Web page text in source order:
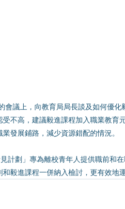
不高，建議毅進課程加入職業教育
發展鋪路，減少資源錯配的情況。
毅進課程一併納入檢討，更有效地運